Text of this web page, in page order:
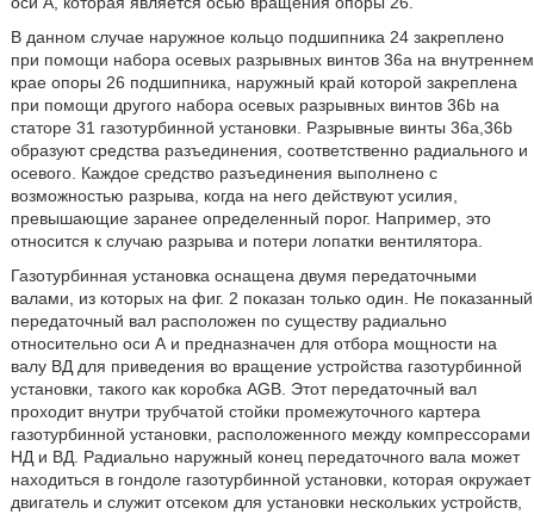
В данном случае наружное кольцо подшипника 24 закреплено
при помощи набора осевых разрывных винтов 36а на внутреннем
крае опоры 26 подшипника, наружный край которой закреплена
при помощи другого набора осевых разрывных винтов 36b на
статоре 31 газотурбинной установки. Разрывные винты 36а,36b
образуют средства разъединения, соответственно радиального и
осевого. Каждое средство разъединения выполнено с
возможностью разрыва, когда на него действуют усилия,
превышающие заранее определенный порог. Например, это
относится к случаю разрыва и потери лопатки вентилятора.
Газотурбинная установка оснащена двумя передаточными
валами, из которых на фиг. 2 показан только один. Не показанный
передаточный вал расположен по существу радиально
относительно оси А и предназначен для отбора мощности на
валу ВД для приведения во вращение устройства газотурбинной
установки, такого как коробка AGB. Этот передаточный вал
проходит внутри трубчатой стойки промежуточного картера
газотурбинной установки, расположенного между компрессорами
НД и ВД. Радиально наружный конец передаточного вала может
находиться в гондоле газотурбинной установки, которая окружает
двигатель и служит отсеком для установки нескольких устройств,